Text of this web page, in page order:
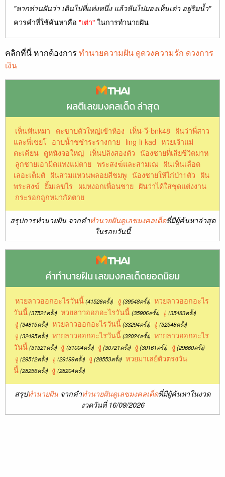
"หากท่านฝันว่า เดินไปที่แห่งหนึ่ง แล้วหันไปมองเห็นเต่า อยู่ริมน้ำ"
ควรคำที่ใช้ค้นหาคือ "เต่า"ในการทำนายฝัน
คลิกที่นี่ หากต้องการ ทำนายความฝัน ดูดวงความรัก ดวงการ
เงิน
ผลตีเลขมงคลเด็ด ล่าสุด
เห็นฟันหมา ตะขาบตัวใหญ่เข้าห้อง เห็น-วี-bnk48 ฝันว่าพี่สาว
และพี่เขยโ อาบน้ำชชำระรางกาย ling-li-kad หวยเจ้าแม่
ตะเคียน ดูหนังจอใหญ่ เห็นปลิงสองตัว น้องชายที่เสียชีวิตมาห
ลูกชายเอามีดแทงแม่ตาย พระสงฆ์และสามเณ ฝันเห็นเลือด
เลอะเต็มตั ฝันสวมแหวนพลอยสีชมพู น้องชายให้ไก่ป่า1ตัว ฝัน
พระสงฆ์ ยิ้มเลขไร ผมหงอกเพื่อนชาย ฝันว่าได้ใส่ชุดแต่งงาน
กระรอกถูกหมากัดตาย
สรุปการทำนายฝัน จากคำทำนายฝันดูเลขมงคลเด็ดที่มีผู้ค้นหาล่าสุด
ในรอบวันนี้
คำทำนายฝัน เลขมงคลเด็ดยอดนิยม
หวยลาวออกอะไรวันนี้ (41526ครั้ง) งู (39548ครั้ง) หวยลาวออกอะไร
วันนี้(37521ครั้ง) หวยลาวออกอะไรวันนี้ (35906ครั้ง) งู (35483ครั้ง)
งู (34815ครั้ง) หวยลาวออกอะไรวันนี้ (33294ครั้ง) งู (32548ครั้ง)
งู (32495ครั้ง) หวยลาวออกอะไรวันนี้ (32024ครั้ง) หวยลาวออกอะไร
วันนี้(31321ครั้ง) งู (31004ครั้ง) งู (30721ครั้ง) งู (30161ครั้ง) งู (29660ครั้ง)
งู (29512ครั้ง) งู (29199ครั้ง) งู (28553ครั้ง) หวยมาเลย์ตัวตรงวัน
นี้(28256ครั้ง) งู (28204ครั้ง)
สรุปทำนายฝัน จากคำทำนายฝันดูเลขมงคลเด็ดที่มีผู้ค้นหาในงวด
งวดวันที่ 16/09/2026